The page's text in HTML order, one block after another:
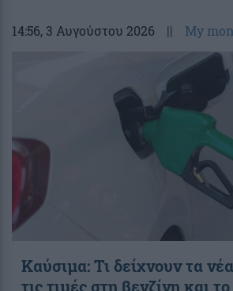
14:56, 3 Αυγούστου 2026 || My
Καύσιμα: Τι δείχνουν τα
τις τιμές στη βενζίνη και